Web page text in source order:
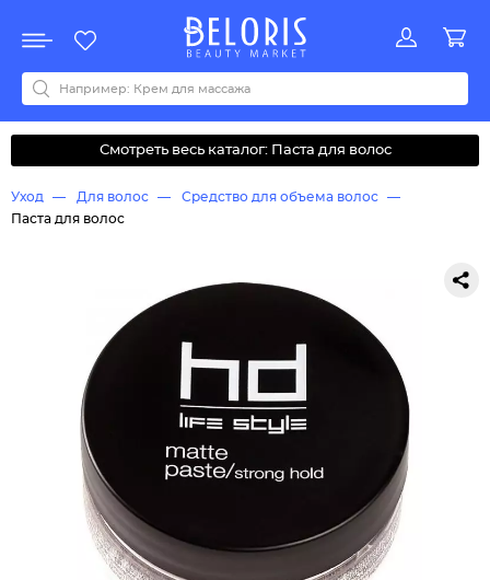
Акции
Все бренды
0-9ABCDEFGHIJKLMNOPQRSTUVWYZАБВДЗИМОКЛНПРСТУФ
Смотреть весь каталог: Паста для волос
Уход Для волос
Средство для объема волос
Паста для волос